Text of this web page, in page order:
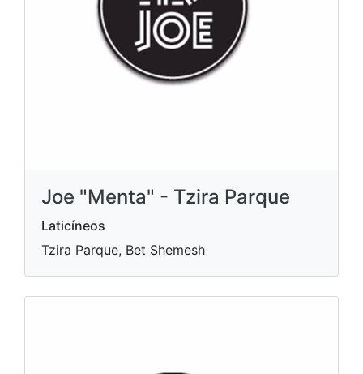
Joe "Menta" - Tzira Parque
Laticíneos
Tzira Parque, Bet Shemesh